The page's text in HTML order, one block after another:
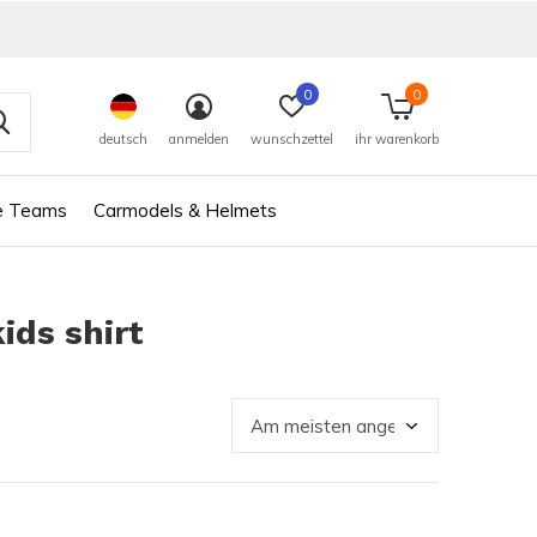
Teams Carmodels & Helmets
deutsch anmelden wunschzettel
0
ihr warenkorb
0
shirt